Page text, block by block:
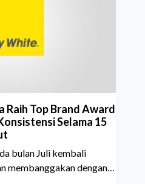
Raih Top Brand Award
Selama 15
bulan Juli kembali
membanggakan dengan